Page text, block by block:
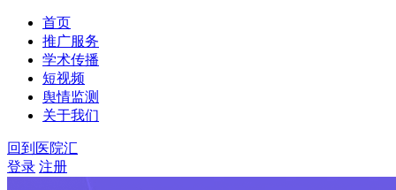
首页
推广服务
学术传播
短视频
舆情监测
关于我们
回到医院汇
登录 注册